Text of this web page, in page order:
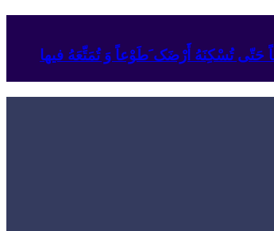
حَتّى تُسْکِنَهُ أَرْضَک َطَوْعاً وَ تُمَتِّعَهُ فیها